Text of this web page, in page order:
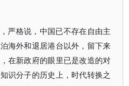
严格说，中国已不存在自由主
海外和退居港台以外，留下来
在新政府的眼里已是改造的对
识分子的历史上，时代转换之